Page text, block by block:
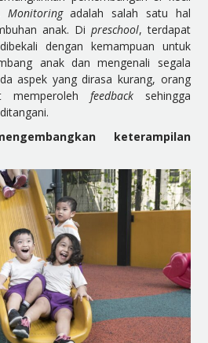
Monitoringadalah salah satu hal
anak. Di preschool, terdapat
dengan kemampuan untuk
anak dan mengenali segala
aspek yang dirasa kurang, orang
memperoleh feedbacksehingga
keterampilan